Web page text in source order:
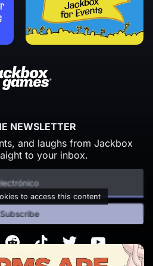
NEWSLETTER
and laughs from Jackbox
to your inbox.
to access this content
Subscribe
TikTok Twitter Youtube